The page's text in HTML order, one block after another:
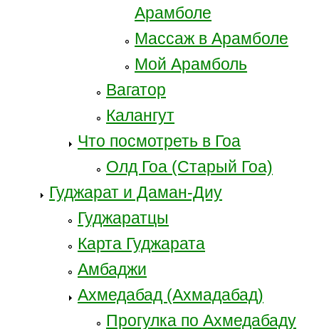
Арамболе
Массаж в Арамболе
Мой Арамболь
Вагатор
Калангут
Что посмотреть в Гоа
Олд Гоа (Старый Гоа)
Гуджарат и Даман-Диу
Гуджаратцы
Карта Гуджарата
Амбаджи
Ахмедабад (Ахмадабад)
Прогулка по Ахмедабаду